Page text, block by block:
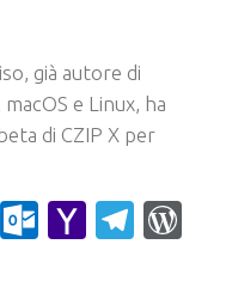
già autore di
e Linux, ha
di CZIP X per
Gmail Yahoo